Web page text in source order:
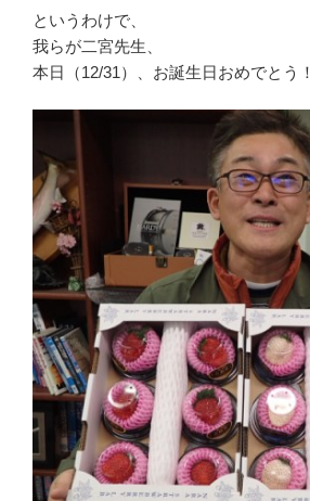
というわけで、
我らが二宮先生、
本日（12/31）、お誕生日おめでとう！